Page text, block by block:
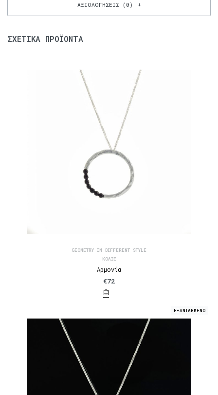
ΑΞΙΟΛΟΓΉΣΕΙΣ (0)
ΣΧΕΤΙΚΆ ΠΡΟΪΌΝΤΑ
GEOMETRY IN DIFFERENT STYLE
ΚΟΛΙΈ
Αρμονία
€72
ΕΞΑΝΤΛΗΜΕΝΟ